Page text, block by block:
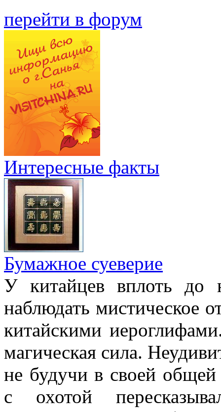
перейти в форум
Интересные факты
Бумажное суеверие
У китайцев вплоть до
наблюдать мистическое
китайскими
магическая сила.
не будучи в своей
с охотой